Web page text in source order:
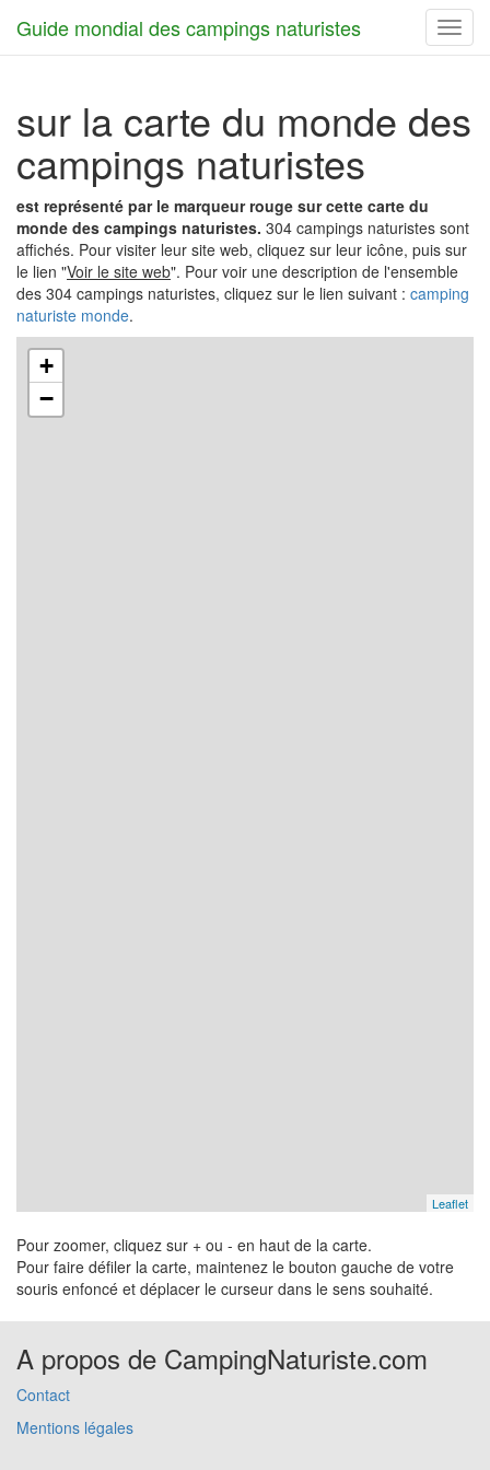
Guide mondial des campings naturistes
sur la carte du monde des
campings naturistes
est représenté par le marqueur rouge sur cette carte du
monde des campings naturistes. 304 campings naturistes sont
affichés. Pour visiter leur site web, cliquez sur leur icône, puis sur
le lien "Voir le site web". Pour voir une description de l'ensemble
des 304 campings naturistes, cliquez sur le lien suivant : camping
naturiste monde.
+
−
Leaflet
Pour zoomer, cliquez sur + ou - en haut de la carte.
Pour faire défiler la carte, maintenez le bouton gauche de votre
souris enfoncé et déplacer le curseur dans le sens souhaité.
A propos de CampingNaturiste.com
Contact
Mentions légales